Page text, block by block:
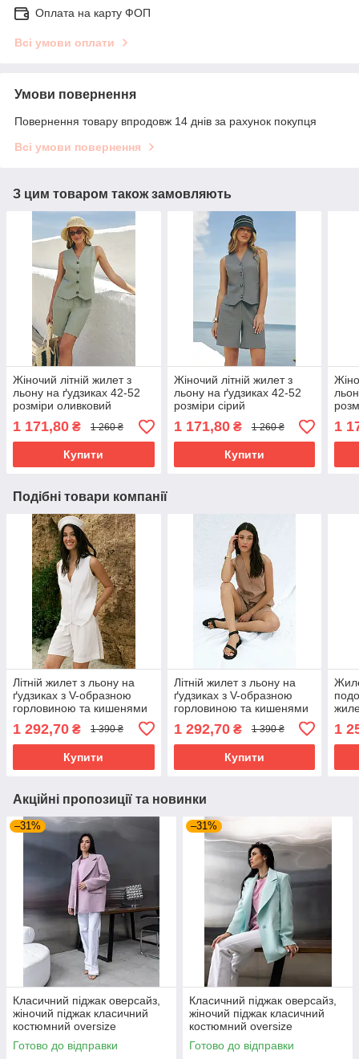
Оплата на карту ФОП
Всі умови оплати
Умови повернення
Повернення товару впродовж 14 днів за рахунок покупця
Всі умови повернення
З цим товаром також замовляють
Жіночий літній жилет з
льону на ґудзиках 42-52
розміри оливковий
1 171,80 ₴ 1 260 ₴
Купити
Жіночий літній жилет з
льону на ґудзиках 42-52
розміри сірий
1 171,80₴ 1 260 ₴
Купити
1
Подібні товари компанії
Літній жилет з льону на
ґудзиках з V-образною
горловиною та кишенями
кольори
1 292,70 ₴ 1 390 ₴
Купити
Літній жилет з льону на
ґудзиках з V-образною
горловиною та кишенями
кольори
1 292,70₴ 1 390 ₴
Купити
52
1
Акційні пропозиції та новинки
–31%
Класичний піджак оверсайз,
жіночий піджак класичний
костюмний oversize
подовжений рожевий 40–50
розміри
Готово до відправки
–31%
Класичний піджак оверсайз,
жіночий піджак класичний
костюмний oversize
подовжений м'ятний 40–50
розміри
Готово до відправки